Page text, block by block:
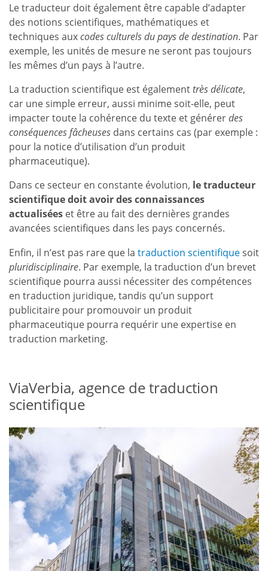
Le traducteur doit également être capable d’adapter
des notions scientifiques, mathématiques et
techniques auxcodes culturels du pays de destination. Par
exemple, les unités de mesure ne seront pas toujours
les mêmes d’un pays à l’autre.
La traduction scientifique est égalementtrès délicate,
car une simple erreur, aussi minime soit-elle, peut
impacter toute la cohérence du texte et générerdes
conséquences fâcheuses dans certains cas (par exemple :
pour la notice d’utilisation d’un produit
pharmaceutique).
Dans ce secteur en constante évolution, le traducteur
scientifique doit avoir des connaissances
actualisées et être au fait des dernières grandes
avancées scientifiques dans les pays concernés.
Enfin, il n’est pas rare que la traduction scientifiquesoit
pluridisciplinaire. Par exemple, la traduction d’un brevet
scientifique pourra aussi nécessiter des compétences
en traduction juridique, tandis qu’un support
publicitaire pour promouvoir un produit
pharmaceutique pourra requérir une expertise en
traduction marketing.
ViaVerbia, agence de traduction
scientifique